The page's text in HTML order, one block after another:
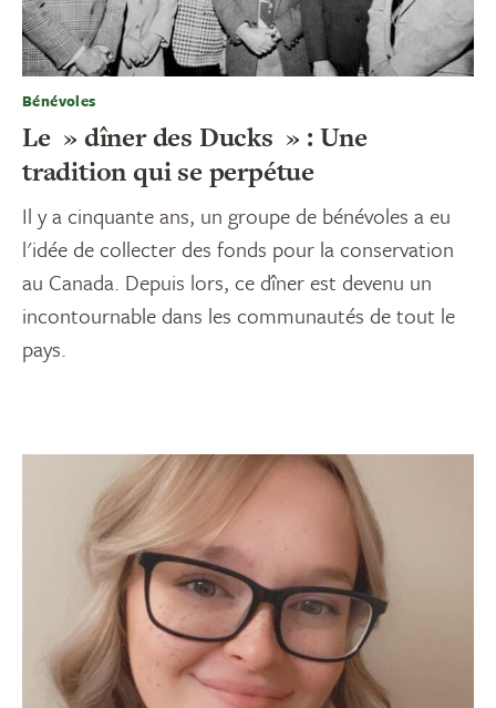
Bénévoles
Le » dîner des Ducks » : Une
tradition qui se perpétue
Il y a cinquante ans, un groupe de bénévoles a eu
l'idée de collecter des fonds pour la conservation
au Canada. Depuis lors, ce dîner est devenu un
incontournable dans les communautés de tout le
pays.